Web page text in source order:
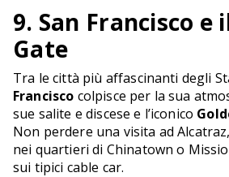
9. San Francisco e
Gate
Tra le città più affascinanti degli
Francisco colpisce per la sua
sue salite e discese e l’iconico
Non perdere una visita ad
nei quartieri di Chinatown o
sui tipici cable car.